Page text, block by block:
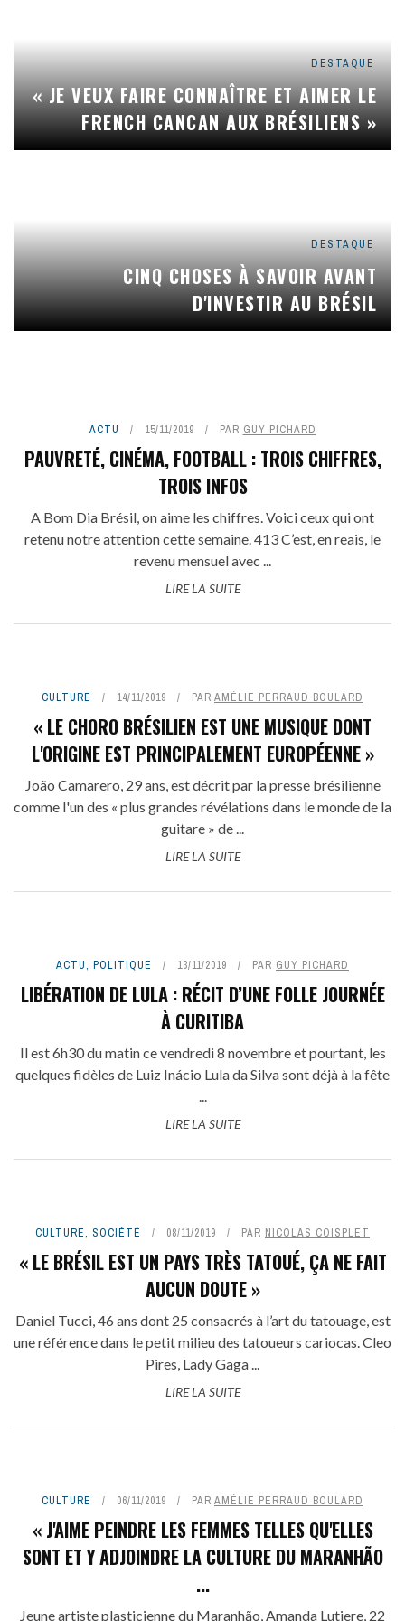
DESTAQUE
« JE VEUX FAIRE CONNAÎTRE ET AIMER LE
FRENCH CANCAN AUX BRÉSILIENS »
DESTAQUE
CINQ CHOSES À SAVOIR AVANT
D'INVESTIR AU BRÉSIL
ACTU 15/11/2019 PAR GUY PICHARD
PAUVRETÉ, CINÉMA, FOOTBALL : TROIS CHIFFRES,
TROIS INFOS
A Bom Dia Brésil, on aime les chiffres. Voici ceux qui ont
retenu notre attention cette semaine. 413 C’est, en reais, le
revenu mensuel avec ...
LIRE LA SUITE
CULTURE 14/11/2019 PAR AMÉLIE PERRAUD BOULARD
« LE CHORO BRÉSILIEN EST UNE MUSIQUE DONT
L'ORIGINE EST PRINCIPALEMENT EUROPÉENNE »
João Camarero, 29 ans, est décrit par la presse brésilienne
comme l'un des « plus grandes révélations dans le monde de la
guitare » de ...
LIRE LA SUITE
ACTU, POLITIQUE 13/11/2019 PAR GUY PICHARD
LIBÉRATION DE LULA : RÉCIT D’UNE FOLLE JOURNÉE
À CURITIBA
Il est 6h30 du matin ce vendredi 8 novembre et pourtant, les
quelques fidèles de Luiz Inácio Lula da Silva sont déjà à la fête
...
LIRE LA SUITE
CULTURE, SOCIÉTÉ 08/11/2019 PAR NICOLAS COISPLET
« LE BRÉSIL EST UN PAYS TRÈS TATOUÉ, ÇA NE FAIT
AUCUN DOUTE »
Daniel Tucci, 46 ans dont 25 consacrés à l’art du tatouage, est
une référence dans le petit milieu des tatoueurs cariocas. Cleo
Pires, Lady Gaga ...
LIRE LA SUITE
CULTURE 06/11/2019 PAR AMÉLIE PERRAUD BOULARD
« J'AIME PEINDRE LES FEMMES TELLES QU'ELLES
SONT ET Y ADJOINDRE LA CULTURE DU MARANHÃO
...
Jeune artiste plasticienne du Maranhão, Amanda Lutiere, 22